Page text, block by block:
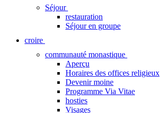
Séjour
restauration
Séjour en groupe
croire
communauté monastique
Aperçu
Horaires des offices religieux
Devenir moine
Programme Via Vitae
hosties
Visages